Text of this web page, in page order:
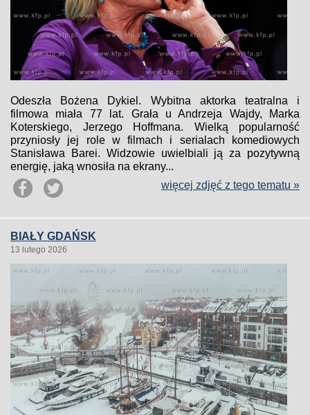
Odeszła Bożena Dykiel. Wybitna aktorka teatralna i
filmowa miała 77 lat. Grała u Andrzeja Wajdy, Marka
Koterskiego, Jerzego Hoffmana. Wielką popularność
przyniosły jej role w filmach i serialach komediowych
Stanisława Barei. Widzowie uwielbiali ją za pozytywną
energię, jaką wnosiła na ekrany...
więcej zdjęć z tego tematu »
BIAŁY GDAŃSK
13 lutego 2026